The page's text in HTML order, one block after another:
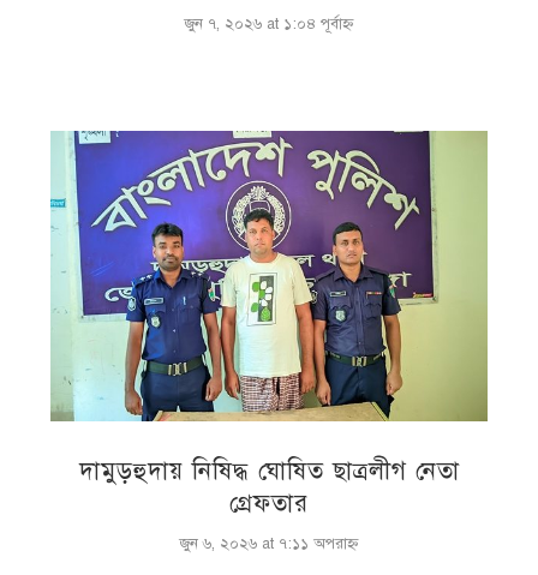
জুন ৭, ২০২৬ at ১:০৪ পূর্বাহ্ণ
দামুড়হুদায় নিষিদ্ধ ঘোষিত ছাত্রলীগ নেতা
গ্রেফতার
জুন ৬, ২০২৬ at ৭:১১ অপরাহ্ণ